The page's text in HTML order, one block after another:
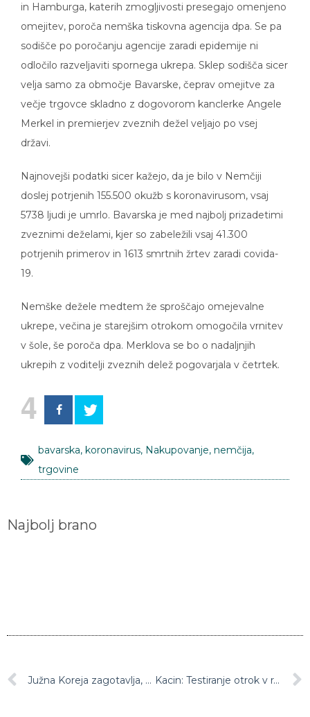
in Hamburga, katerih zmogljivosti presegajo omenjeno
omejitev, poroča nemška tiskovna agencija dpa. Se pa
sodišče po poročanju agencije zaradi epidemije ni
odločilo razveljaviti spornega ukrepa. Sklep sodišča sicer
velja samo za območje Bavarske, čeprav omejitve za
večje trgovce skladno z dogovorom kanclerke Angele
Merkel in premierjev zveznih dežel veljajo po vsej
državi.
Najnovejši podatki sicer kažejo, da je bilo v Nemčiji
doslej potrjenih 155.500 okužb s koronavirusom, vsaj
5738 ljudi je umrlo. Bavarska je med najbolj prizadetimi
zveznimi deželami, kjer so zabeležili vsaj 41.300
potrjenih primerov in 1613 smrtnih žrtev zaradi covida-
19.
Nemške dežele medtem že sproščajo omejevalne
ukrepe, večina je starejšim otrokom omogočila vrnitev
v šole, še poroča dpa. Merklova se bo o nadaljnjih
ukrepih z voditelji zveznih delež pogovarjala v četrtek.
4
bavarska, koronavirus, Nakupovanje, nemčija,
trgovine
Najbolj brano
Južna Koreja zagotavlja, da je Kim Jong-un “živ in zdrav” Kacin: Testiranje otrok v raziskavi o razširjenosti covida-19 se bo začelo v torek